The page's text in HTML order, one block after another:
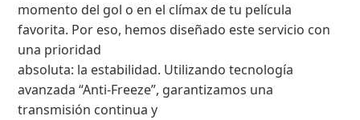
momento del gol o en el clímax de tu película
favorita. Por eso, hemos diseñado este servicio con
una prioridad
absoluta: la estabilidad. Utilizando tecnología
avanzada “Anti-Freeze”, garantizamos una
transmisión continua y